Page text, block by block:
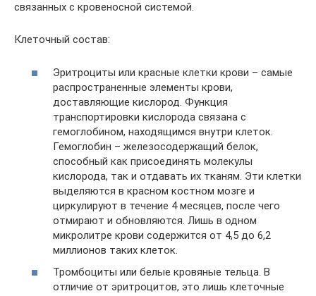
связанных с кровеносной системой.
Клеточный состав:
Эритроциты или красные клетки крови – самые
распространенные элементы крови,
доставляющие кислород. Функция
транспортировки кислорода связана с
гемоглобином, находящимся внутри клеток.
Гемоглобин – железосодержащий белок,
способный как присоединять молекулы
кислорода, так и отдавать их тканям. Эти клетки
выделяются в красном костном мозге и
циркулируют в течение 4 месяцев, после чего
отмирают и обновляются. Лишь в одном
микролитре крови содержится от 4,5 до 6,2
миллионов таких клеток.
Тромбоциты или белые кровяные тельца. В
отличие от эритроцитов, это лишь клеточные